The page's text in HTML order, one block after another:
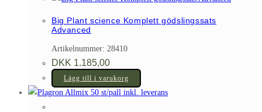
Big Plant science Komplett gödslingssats
Advanced
Artikelnummer: 28410
DKK 1.185,00
Lägg till i varukorg